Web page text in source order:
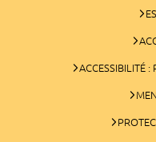
ACCESSIBILITÉ